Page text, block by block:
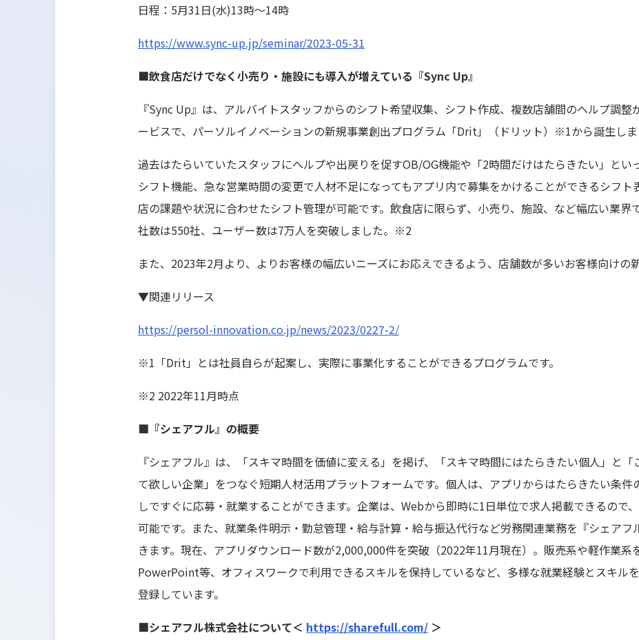
日程：5月31日(水)13時～14時
https://www.sync-up.jp/seminar/2023-05-31
■飲食店だけでなく小売り・施設にも導入が増えている『Sync Up』
『Sync Up』は、アルバイトスタッフからのシフト希望収集、シフト作成、複数店舗間のヘルプ調整
ービスで、パーソルイノベーションの新規事業創出プログラム「Drit」（ドリット）※1から誕生しま
過去はたらいていたスタッフにヘルプや出戻りを促すOB/OG機能や「2時間だけはたらきたい」とい
シフト機能、急な営業時間の変更で人材不足になってもアプリ内で募集をかけることができるシフト
店の課題や状況に合わせたシフト管理が可能です。飲食店に限らず、小売り、施設、など幅広い業界
社数は550社、ユーザー数は7万人を突破しました。※2
また、2023年2月より、よりお客様の幅広いニーズにお応えできるよう、店舗数が多いお客様向けの
▼関連リリース
https://persol-innovation.co.jp/news/2023/0227-2/
※1「Drit」とは社員自らが起案し、実際に事業化することができるプログラムです。
※2 2022年11月時点
■『シェアフル』の概要
『シェアフル』は、「スキマ時間を価値に変える」を掲げ、「スキマ時間にはたらきたい個人」と
て欲しい企業」をつなぐ短期人材活用プラットフォームです。個人は、アプリからはたらきたい条
しですぐに応募・就業することができます。企業は、Webから即時に1日単位で求人掲載できるので
可能です。また、就業条件明示・勤怠管理・給与計算・給与振込代行など労務関連業務を『シェア
きます。現在、アプリダウンロード数が2,000,000件を突破（2022年11月現在）。販売系や軽作業系
PowerPoint等、オフィスワークで利用できるスキルを保持しているなど、多様な就業経験とスキル
登録しています。
■シェアフル株式会社について＜ https://sharefull.com/ ＞